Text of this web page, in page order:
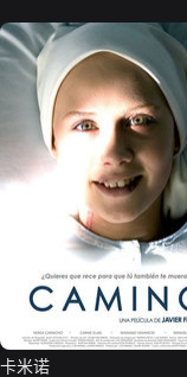
卡米诺